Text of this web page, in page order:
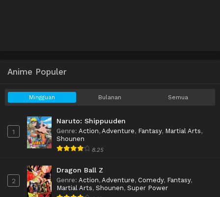
Anime Populer
Mingguan Bulanan Semua
1
Naruto: Shippuuden
Genre: Action, Adventure, Fantasy, Martial Arts,
Shounen
8.25
2
Dragon Ball Z
Genre: Action, Adventure, Comedy, Fantasy,
Martial Arts, Shounen, Super Power